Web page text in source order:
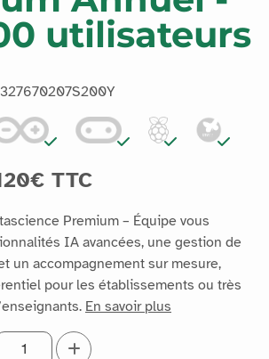
utilisateurs
TTC
Premium – Équipe vous
IA avancées, une gestion de
un accompagnement sur mesure,
pour les établissements ou très
En savoir plus